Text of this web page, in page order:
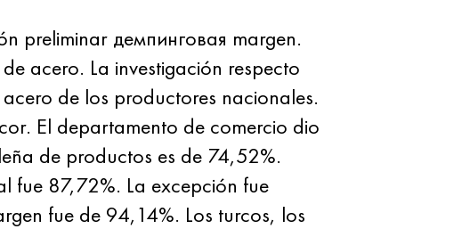
preliminar демпинговая margen.
acero. La investigación respecto
de los productores nacionales.
El departamento de comercio dio
de productos es de 74,52%.
fue 87,72%. La excepción fue
fue de 94,14%. Los turcos, los